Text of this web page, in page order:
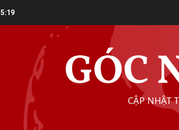
5:19
GÓC
CẬP NHẬT